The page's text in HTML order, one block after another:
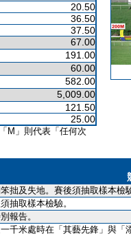
20.50
36.50
37.50
67.00
191.00
60.00
582.00
5,009.00
121.50
25.00
M」則代表「任何次
拙及失地。賽後須抽取樣本檢
抽取樣本檢驗。
報告。
千米處時在「其藝先鋒」與「